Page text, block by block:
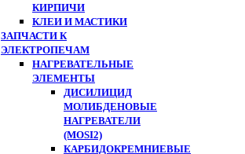
КИРПИЧИ
КЛЕИ И МАСТИКИ
ЗАПЧАСТИ К
ЭЛЕКТРОПЕЧАМ
НАГРЕВАТЕЛЬНЫЕ
ЭЛЕМЕНТЫ
ДИСИЛИЦИД
МОЛИБДЕНОВЫЕ
НАГРЕВАТЕЛИ
(MOSI2)
КАРБИДОКРЕМНИЕВЫЕ